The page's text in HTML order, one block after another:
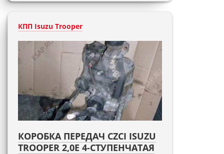
КПП Isuzu Trooper
КОРОБКА ПЕРЕДАЧ CZCI ISUZU
TROOPER 2,0E 4-СТУПЕНЧАТАЯ